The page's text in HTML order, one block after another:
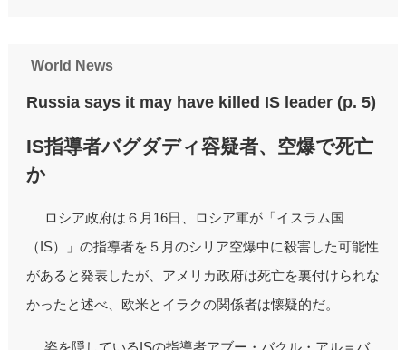
World News
Russia says it may have killed IS leader (p. 5)
IS指導者バグダディ容疑者、空爆で死亡
か
ロシア政府は６月16日、ロシア軍が「イスラム国
（IS）」の指導者を５月のシリア空爆中に殺害した可能性
があると発表したが、アメリカ政府は死亡を裏付けられな
かったと述べ、欧米とイラクの関係者は懐疑的だ。